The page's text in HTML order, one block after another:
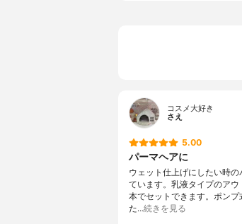
コスメ大好き
さえ
5.00
パーマヘアに
ウェット仕上げにしたい時
ています。乳液タイプのア
本でセットできます。ポン
た…続きを見る